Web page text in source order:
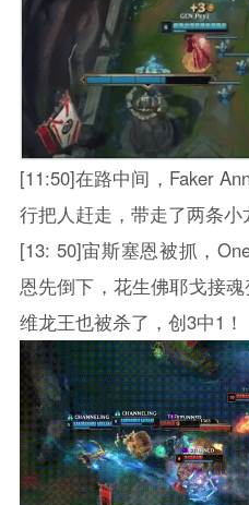
[11:50]在路中间，Faker
行把人赶走，带走了两条小
[13: 50]宙斯塞恩被抓，
恩先倒下，花生佛耶戈接
维龙王也被杀了，创3中1！